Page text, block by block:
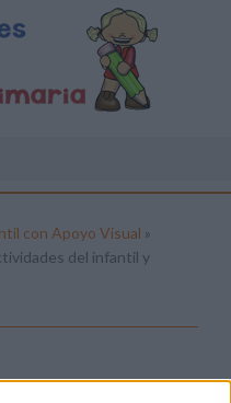
con Apoyo Visual »
del infantil y